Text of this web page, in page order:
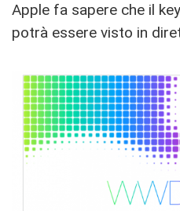
Apple fa sapere che il
potrà essere visto in